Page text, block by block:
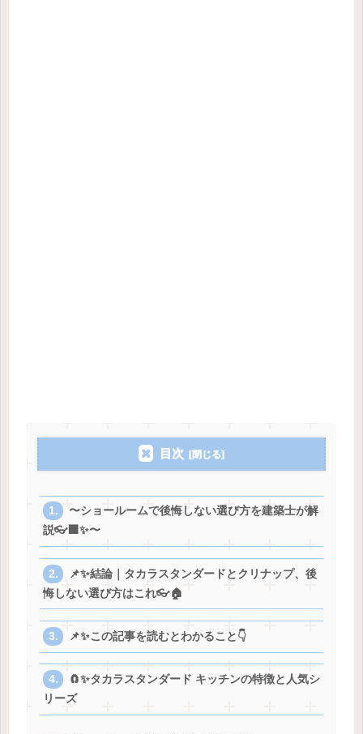
目次
〜ショールームで後悔しない選び方を建築士が解
説👓🏢✨〜
📌✨結論｜タカラスタンダードとクリナップ、後
悔しない選び方はこれ👓🏠
📌✨この記事を読むとわかること👇
🧲✨タカラスタンダード キッチンの特徴と人気シ
リーズ